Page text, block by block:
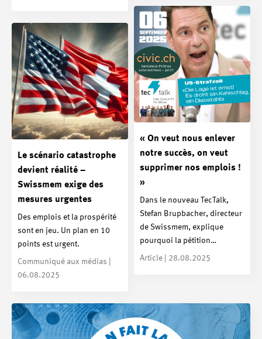
« On veut nous enlever
notre succès, on veut
supprimer nos emplois !
»
Dans le nouveau TecTalk,
Stefan Brupbacher, directeur
de Swissmem, explique
pourquoi la pétition…
Article | 28.08.2025
Le scénario catastrophe
devient réalité –
Swissmem exige des
mesures urgentes
Des emplois et la prospérité
sont en jeu. Un plan en 10
points est urgent.
Communiqué aux médias |
06.08.2025